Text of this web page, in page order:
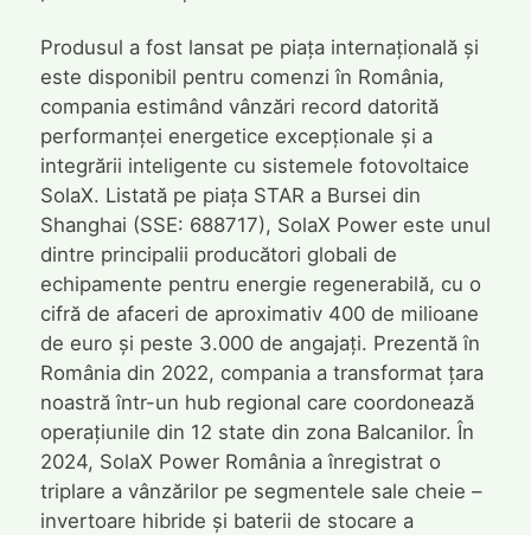
Produsul a fost lansat pe piața internațională și
este disponibil pentru comenzi în România,
compania estimând vânzări record datorită
performanței energetice excepționale și a
integrării inteligente cu sistemele fotovoltaice
SolaX. Listată pe piața STAR a Bursei din
Shanghai (SSE: 688717), SolaX Power este unul
dintre principalii producători globali de
echipamente pentru energie regenerabilă, cu o
cifră de afaceri de aproximativ 400 de milioane
de euro și peste 3.000 de angajați. Prezentă în
România din 2022, compania a transformat țara
noastră într-un hub regional care coordonează
operațiunile din 12 state din zona Balcanilor. În
2024, SolaX Power România a înregistrat o
triplare a vânzărilor pe segmentele sale cheie –
invertoare hibride și baterii de stocare a